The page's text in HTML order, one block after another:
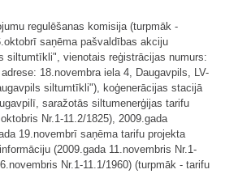
regulēšanas komisija (turpmāk -
saņēma pašvaldības akciju
siltumtīkli", vienotais reģistrācijas numurs:
18.novembra iela 4, Daugavpils, LV-
siltumtīkli"), koģenerācijas stacijā
saražotās siltumenerģijas tarifu
Nr.1-11.2/1825), 2009.gada
19.novembrī saņēma tarifu projekta
(2009.gada 11.novembris Nr.1-
Nr.1-11.1/1960) (turpmāk - tarifu